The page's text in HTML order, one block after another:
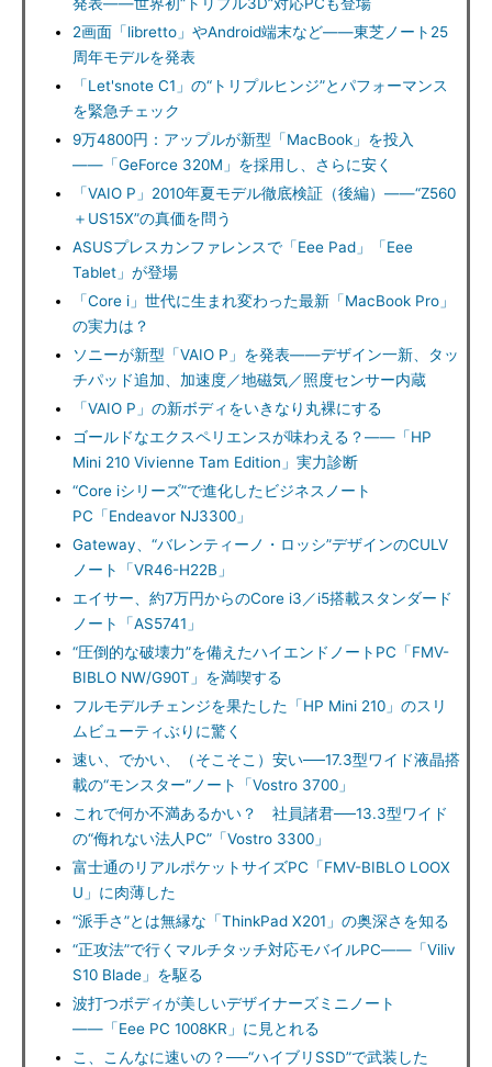
2画面「libretto」やAndroid端末など――東芝ノート25
周年モデルを発表
「Let'snote C1」の“トリプルヒンジ”とパフォーマンス
を緊急チェック
9万4800円：アップルが新型「MacBook」を投入
――「GeForce 320M」を採用し、さらに安く
「VAIO P」2010年夏モデル徹底検証（後編）――“Z560
＋US15X”の真価を問う
ASUSプレスカンファレンスで「Eee Pad」「Eee
Tablet」が登場
「Core i」世代に生まれ変わった最新「MacBook Pro」
の実力は？
ソニーが新型「VAIO P」を発表――デザイン一新、タッ
チパッド追加、加速度／地磁気／照度センサー内蔵
「VAIO P」の新ボディをいきなり丸裸にする
ゴールドなエクスペリエンスが味わえる？――「HP
Mini 210 Vivienne Tam Edition」実力診断
“Core iシリーズ”で進化したビジネスノート
PC「Endeavor NJ3300」
Gateway、“バレンティーノ・ロッシ”デザインのCULV
ノート「VR46-H22B」
エイサー、約7万円からのCore i3／i5搭載スタンダード
ノート「AS5741」
“圧倒的な破壊力”を備えたハイエンドノートPC「FMV-
BIBLO NW/G90T」を満喫する
フルモデルチェンジを果たした「HP Mini 210」のスリ
ムビューティぶりに驚く
速い、でかい、（そこそこ）安い──17.3型ワイド液晶搭
載の“モンスター”ノート「Vostro 3700」
これで何か不満あるかい？ 社員諸君──13.3型ワイド
の“侮れない法人PC”「Vostro 3300」
富士通のリアルポケットサイズPC「FMV-BIBLO LOOX
U」に肉薄した
“派手さ”とは無縁な「ThinkPad X201」の奥深さを知る
“正攻法”で行くマルチタッチ対応モバイルPC――「Viliv
S10 Blade」を駆る
波打つボディが美しいデザイナーズミニノート
――「Eee PC 1008KR」に見とれる
こ、こんなに速いの？──“ハイブリSSD”で武装した